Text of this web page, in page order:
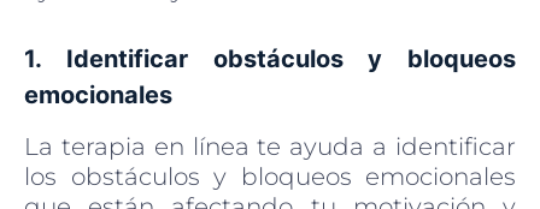
1. Identificar obstáculos y bloqueos
emocionales
La terapia en línea te ayuda a identificar
los obstáculos y bloqueos emocionales